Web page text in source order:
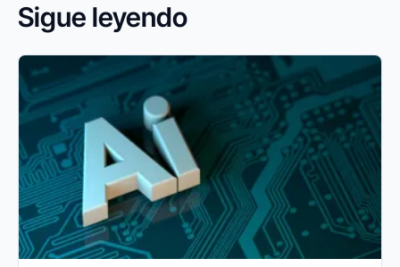
Sigue leyendo